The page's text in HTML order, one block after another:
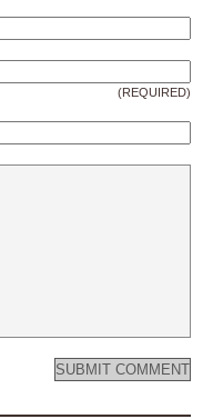
(REQUIRED)